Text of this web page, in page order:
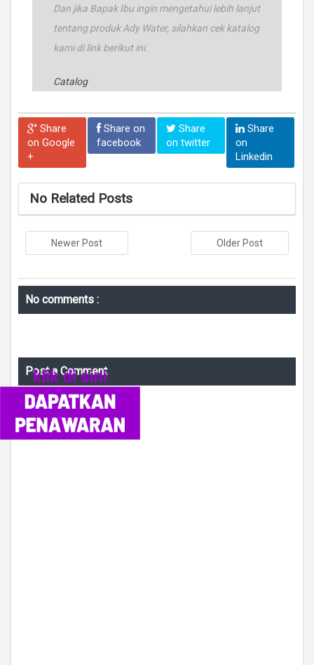
Dan jika Bapak Ibu ingin mengetahui lebih lanjut
tentang produk Ady Water, silahkan cek katalog
kami di link berikut ini.
Catalog
Share
on Google
+
Share on
facebook
Share
on twitter
Share
on
Linkedin
No Related Posts
Newer Post Older Post
No comments :
Post a Comment